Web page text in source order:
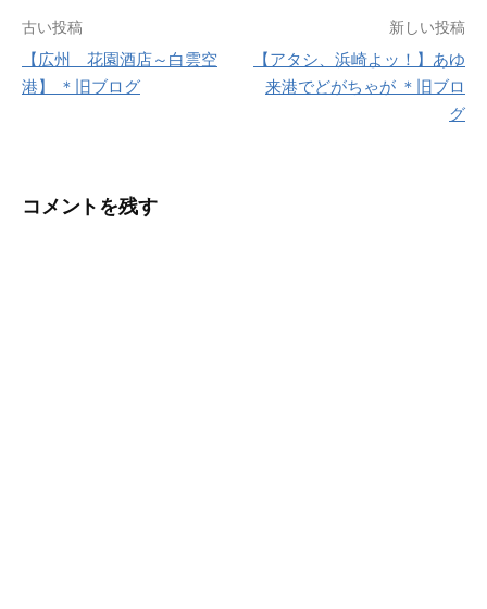
投
稿
ゲ
古い投稿
【広州 花園酒店～白雲空
港】 ＊旧ブログ
新しい投稿
【アタシ、浜崎よッ！】あゆ
来港でどがちゃが ＊旧ブロ
グ
コメントを残す